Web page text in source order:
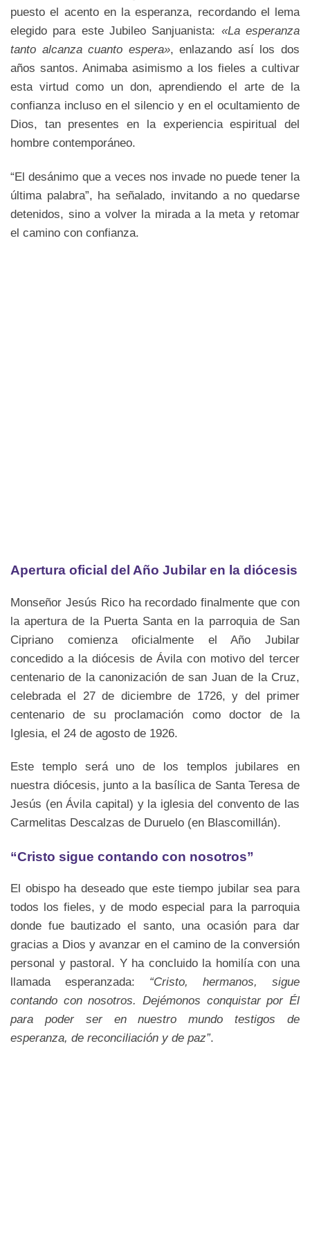
puesto el acento en la esperanza, recordando el lema
elegido para este Jubileo Sanjuanista: «La esperanza
tanto alcanza cuanto espera», enlazando así los dos
años santos. Animaba asimismo a los fieles a cultivar
esta virtud como un don, aprendiendo el arte de la
confianza incluso en el silencio y en el ocultamiento de
Dios, tan presentes en la experiencia espiritual del
hombre contemporáneo.
“El desánimo que a veces nos invade no puede tener la
última palabra”, ha señalado, invitando a no quedarse
detenidos, sino a volver la mirada a la meta y retomar
el camino con confianza.
Apertura oficial del Año Jubilar en la diócesis
Monseñor Jesús Rico ha recordado finalmente que con
la apertura de la Puerta Santa en la parroquia de San
Cipriano comienza oficialmente el Año Jubilar
concedido a la diócesis de Ávila con motivo del tercer
centenario de la canonización de san Juan de la Cruz,
celebrada el 27 de diciembre de 1726, y del primer
centenario de su proclamación como doctor de la
Iglesia, el 24 de agosto de 1926.
Este templo será uno de los templos jubilares en
nuestra diócesis, junto a la basílica de Santa Teresa de
Jesús (en Ávila capital) y la iglesia del convento de las
Carmelitas Descalzas de Duruelo (en Blascomillán).
“Cristo sigue contando con nosotros”
El obispo ha deseado que este tiempo jubilar sea para
todos los fieles, y de modo especial para la parroquia
donde fue bautizado el santo, una ocasión para dar
gracias a Dios y avanzar en el camino de la conversión
personal y pastoral. Y ha concluido la homilía con una
llamada esperanzada: “Cristo, hermanos, sigue
contando con nosotros. Dejémonos conquistar por Él
para poder ser en nuestro mundo testigos de
esperanza, de reconciliación y de paz”.